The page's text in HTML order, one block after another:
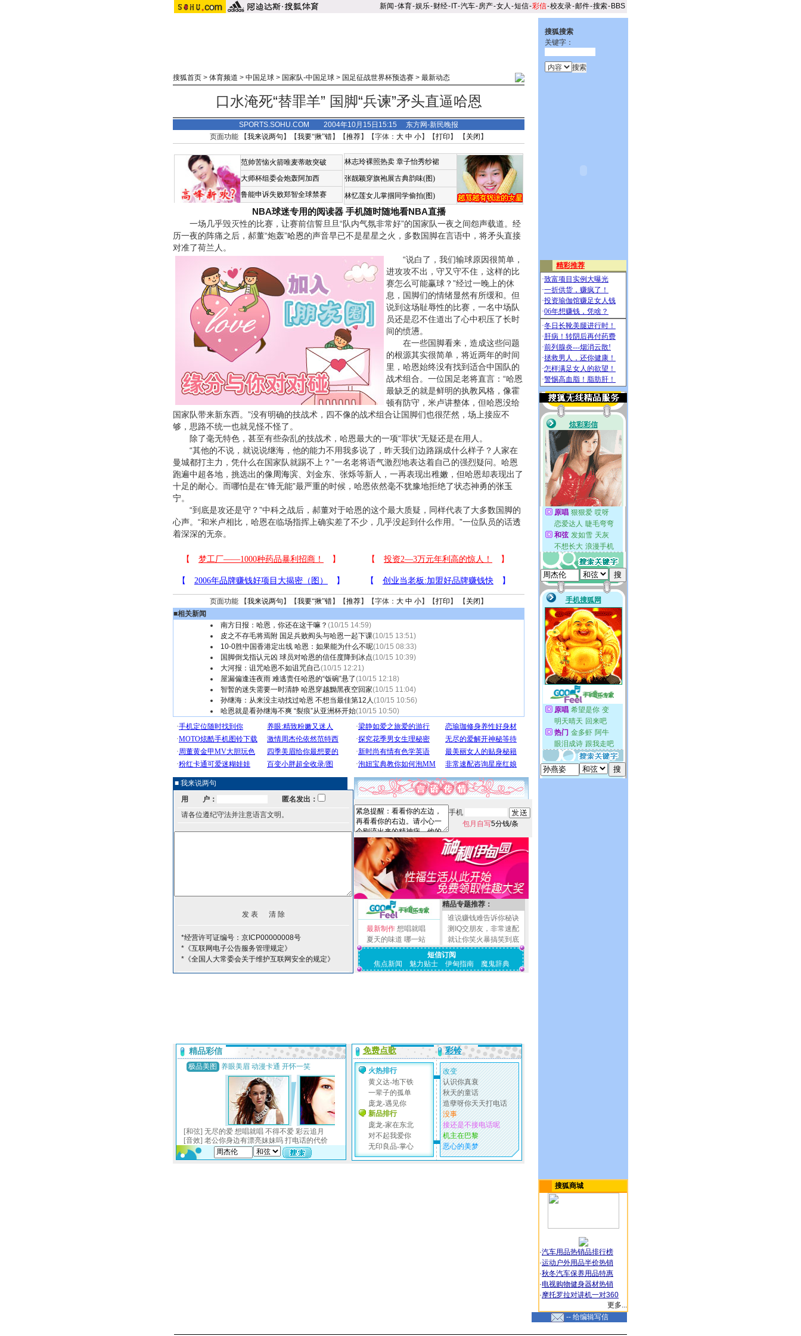
新闻-体育-娱乐-财经- IT-汽车-房产-女人 -短信-彩信-校友录-邮件-搜索- BBS
搜狐首页 > 体育频道 > 中国足球 > 国家队-中国足球 > 国足征战世界杯预选赛 > 最新动态
口水淹死“替罪羊” 国脚“兵谏”矛头直逼哈恩
SPORTS.SOHU.COM 2004年10月15日15:15 东方网-新民晚报
页面功能 【我来说两句 】【我要“揪”错】【推荐】【字体： 大 中 小】【打印 】 【 关闭 】
范帅苦恼火箭唯麦蒂敢突破
大师杯组委会炮轰阿加西
鲁能申诉失败郑智全球禁赛
林志玲裸照热卖 章子怡秀纱裙
张靓颖穿旗袍展古典韵味(图)
林忆莲女儿掌掴同学偷拍(图)
NBA球迷专用的阅读器 手机随时随地看NBA直播
一场几乎毁灭性的比赛，让赛前信誓旦旦“队内气氛非常好”的国家队一夜之间怨声载道。经
历一夜的阵痛之后，郝董“炮轰”哈恩的声音早已不是星星之火，多数国脚在言语中，将矛头直接
对准了荷兰人。
“说白了，我们输球原因很简单，
进攻攻不出，守又守不住，这样的比
赛怎么可能赢球？”经过一晚上的休
息，国脚们的情绪显然有所缓和。但
说到这场耻辱性的比赛，一名中场队
员还是忍不住道出了心中积压了长时
间的愤懑。
在一些国脚看来，造成这些问题
的根源其实很简单，将近两年的时间
里，哈恩始终没有找到适合中国队的
战术组合。一位国足老将直言：“哈恩
最缺乏的就是鲜明的执教风格，像霍
顿有防守，米卢讲整体，但哈恩没给
国家队带来新东西。”没有明确的技战术，四不像的战术组合让国脚们也很茫然，场上接应不
够，思路不统一也就见怪不怪了。
除了毫无特色，甚至有些杂乱的技战术，哈恩最大的一项“罪状”无疑还是在用人。
“其他的不说，就说说继海，他的能力不用我多说了，昨天我们边路踢成什么样子？人家在
曼城都打主力，凭什么在国家队就踢不上？”一名老将语气激烈地表达着自己的强烈疑问。哈恩
跑遍中超各地，挑选出的像周海滨 、刘金东、张烁等新人，一再表现出稚嫩，但哈恩却表现出了
十足的耐心。而哪怕是在“锋无能”最严重的时候，哈恩依然毫不犹豫地拒绝了状态神勇的张玉
宁。
“到底是攻还是守？”中科之战后，郝董对于哈恩的这个最大质疑，同样代表了大多数国脚的
心声。“和米卢相比，哈恩在临场指挥上确实差了不少，几乎没起到什么作用。”一位队员的话透
着深深的无奈。
页面功能 【我来说两句 】【我要“揪”错】【推荐】【字体： 大 中 小】【打印 】 【 关闭 】
■相关新闻
南方日报：哈恩，你还在这干嘛？ (10/15 14:59)
皮之不存毛将焉附 国足兵败阎头与哈恩一起下课(10/15 13:51)
10-0胜中国香港定出线 哈恩：如果能为什么不呢(10/15 08:33)
国脚倒戈指认元凶 球员对哈恩的信任度降到冰点(10/15 10:39)
大河报：诅咒哈恩不如诅咒自己(10/15 12:21)
屋漏偏逢连夜雨 难逃责任哈恩的“饭碗”悬了(10/15 12:18)
智暂的迷失需要一时清静 哈恩穿越黝黑夜空回家(10/15 11:04)
孙继海：从来没主动找过哈恩 不想当最佳第12人(10/15 10:56)
哈恩就是看孙继海不爽 “裂痕”从亚洲杯开始(10/15 10:50)
■ 我来说两句
用 户：
匿名发出：
请各位遵纪守法并注意语言文明。
*经营许可证编号：京ICP00000008号
*《互联网电子公告服务管理规定》
*《全国人大常委会关于维护互联网安全的规定》
手机
包月自写5分钱/条
最新制作 想唱就唱
夏天的味道 哪一站
精品专题推荐：
谁说赚钱难告诉你秘诀
测IQ交朋友，非常速配
就让你笑火暴搞笑到底
短信订阅
焦点新闻
魅力贴士 伊甸指南 魔鬼辞典
搜狐搜索
关键字：
搜狐商城
·汽车用品热销品排行榜
·运动户外用品半价热销
·秋冬汽车保养用品特惠
·电视购物健身器材热销
·摩托罗拉对讲机一对360
更多...
-- 给编辑写信